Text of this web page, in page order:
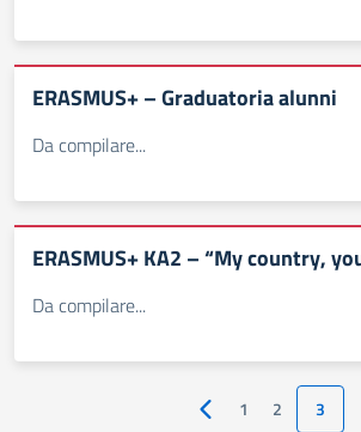
ERASMUS+ – Graduatoria alunni
Da compilare...
ERASMUS+ KA2 – “My country,
Da compilare...
Pagina precedente
1 2 3